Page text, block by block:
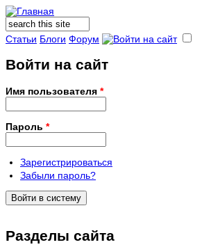
Форма поиска
Поиск
Статьи Блоги Форум
Войти на сайт
Имя пользователя *
Пароль *
Зарегистрироваться
Забыли пароль?
Разделы сайта